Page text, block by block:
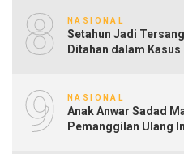
8 NASIONAL
Setahun Jadi
Ditahan dalam Kasus
9 NASIONAL
Anak Anwar Sadad
Pemanggilan Ulang